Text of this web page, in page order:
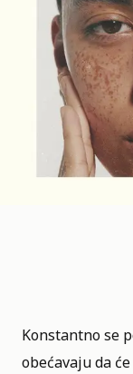
Konstantno se
obećavaju da